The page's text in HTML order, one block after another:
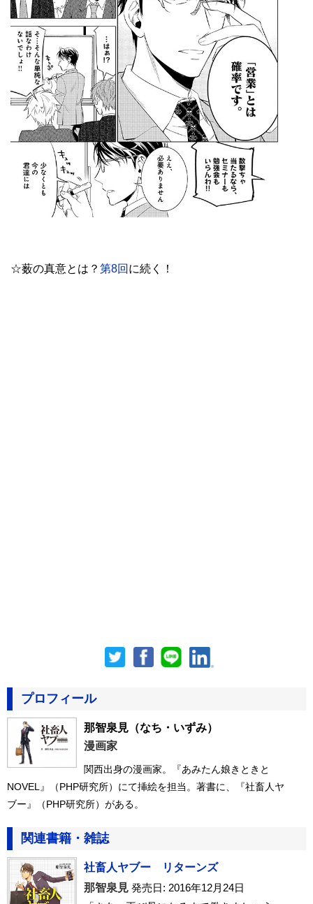
☆薮の真意とは？ 第8回 に続く！
プロフィール
那智泉見 （なち・いずみ）
漫画家
関西出身の漫画家。『あみたん娘きときと
NOVEL』（PHP研究所）にて挿絵を担当。著書に、『社畜人ヤ
ブー』（PHP研究所）がある。
関連書籍・雑誌
社畜人ヤブー リターンズ
那智泉見 発売日: 2016年12月24日